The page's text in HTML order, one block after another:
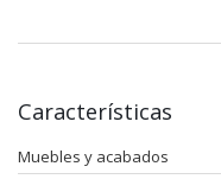
Características
Muebles y acabados